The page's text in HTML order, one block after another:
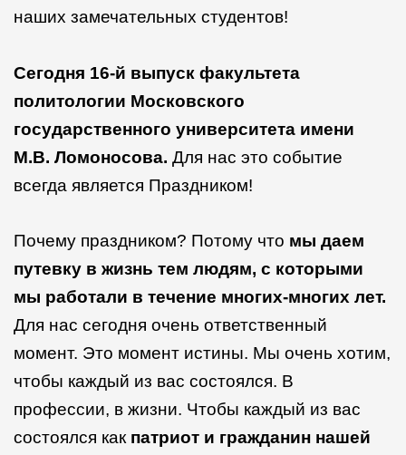
наших замечательных студентов!
Сегодня 16-й выпуск факультета
политологии Московского
государственного университета имени
М.В. Ломоносова. Для нас это событие
всегда является Праздником!
Почему праздником? Потому что мы даем
путевку в жизнь тем людям, с которыми
мы работали в течение многих-многих лет.
Для нас сегодня очень ответственный
момент. Это момент истины. Мы очень хотим,
чтобы каждый из вас состоялся. В
профессии, в жизни. Чтобы каждый из вас
состоялся как патриот и гражданин нашей